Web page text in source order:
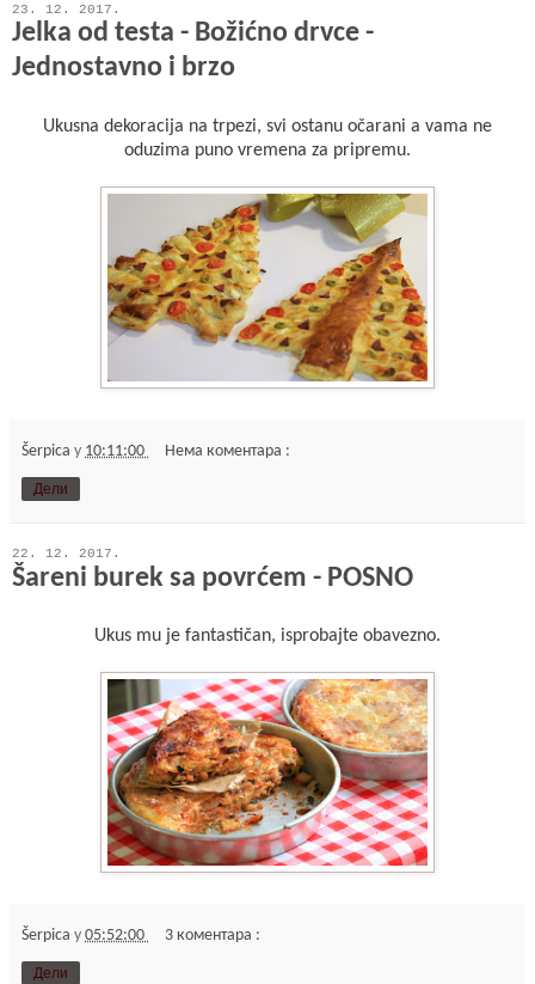
23. 12. 2017.
Jelka od testa - Božićno drvce -
Jednostavno i brzo
Ukusna dekoracija na trpezi, svi ostanu očarani a vama ne
oduzima puno vremena za pripremu.
Šerpica у 10:11:00 Нема коментара :
Дели
22. 12. 2017.
Šareni burek sa povrćem - POSNO
Ukus mu je fantastičan, isprobajte obavezno.
Šerpica у 05:52:00 3 коментара :
Дели